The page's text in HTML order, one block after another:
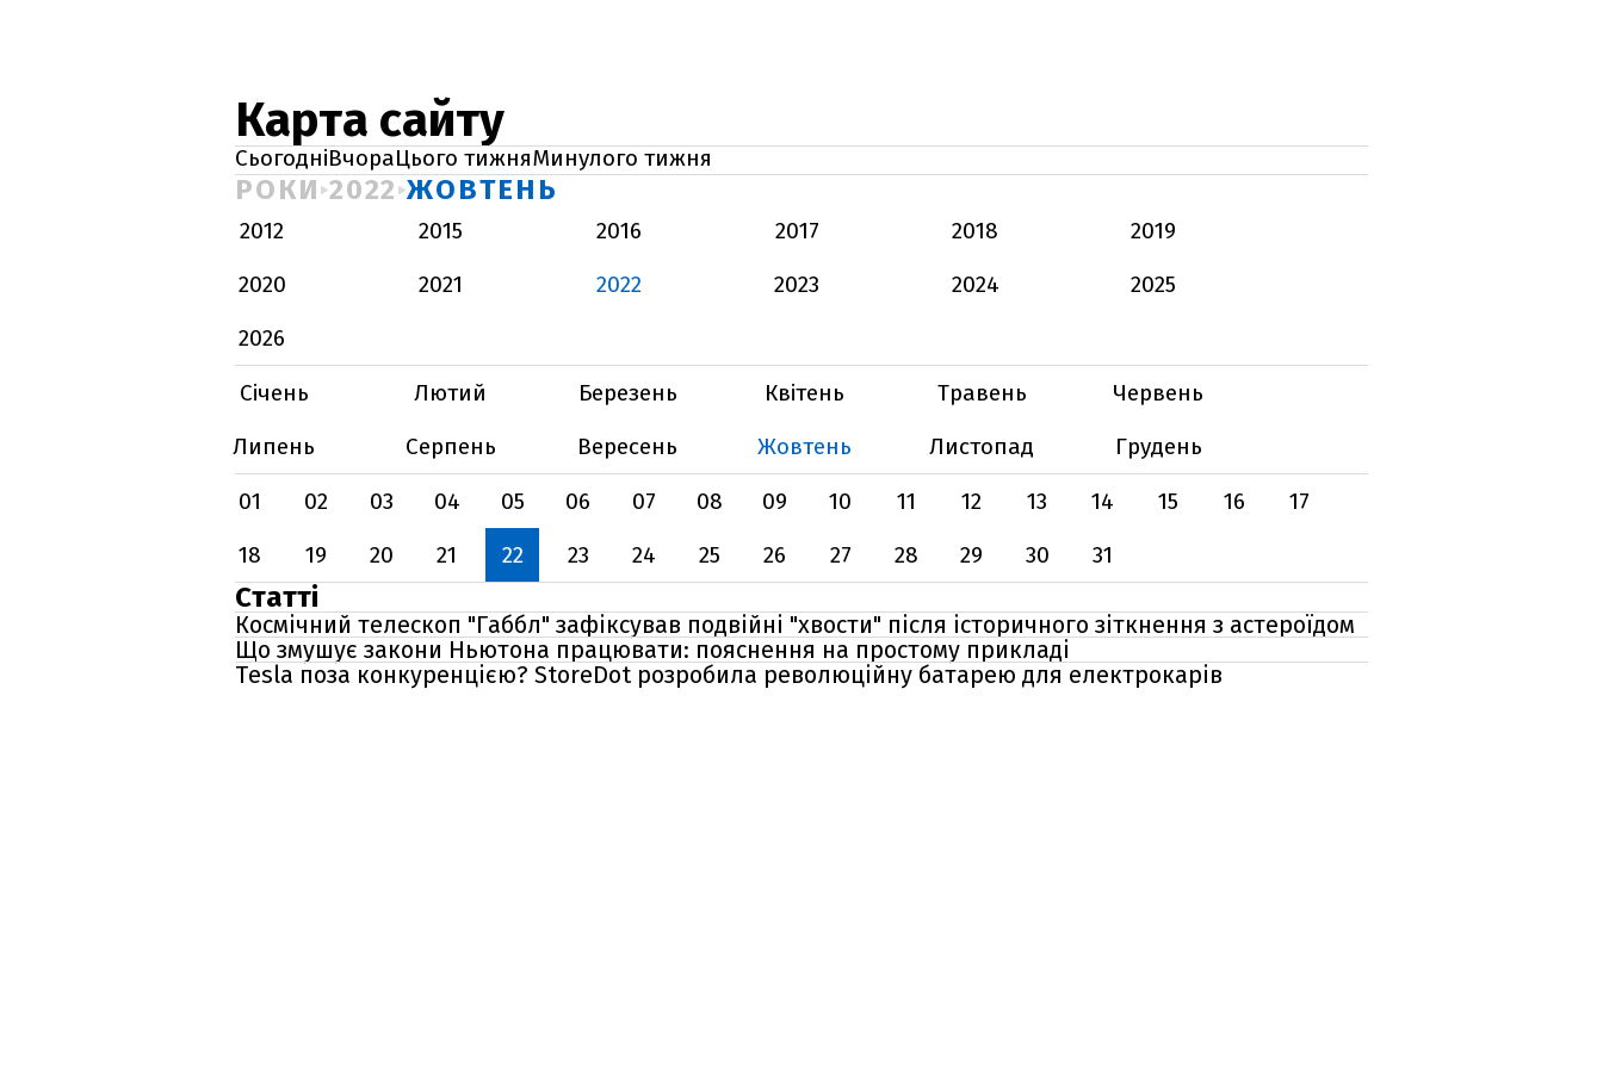
Карта сайту
СьогодніВчораЦього тижняМинулого тижня
РОКИ 2022 ЖОВТЕНЬ
2012 2015 2016 2017 2018
2019
2020
2021 2022 2023 2024
2025
2026
Січень
Лютий Березень Квітень Травень
Червень
Липень
Серпень Вересень Жовтень Листопад
Грудень
01
02 03 04 05 06 07 08 09 10 11 12 13 14 15 16
17
18
19 20 21 22 23 24 25 26 27 28 29 30 31
Статті
Космічний телескоп "Габбл" зафіксував подвійні "хвости" після історичного зіткнення з астероїдом
Що змушує закони Ньютона працювати: пояснення на простому прикладі
Tesla поза конкуренцією? StoreDot розробила революційну батарею для електрокарів